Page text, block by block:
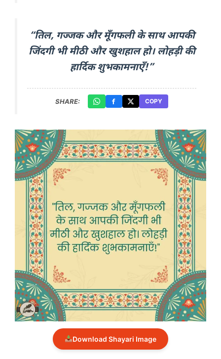
“तिल, गज्जक और मूँगफली के साथ आपकी
जिंदगी भी मीठी और खुशहाल हो। लोहड़ी की
हार्दिक शुभकामनाएँ!”
SHARE: COPY
Download Shayari Image